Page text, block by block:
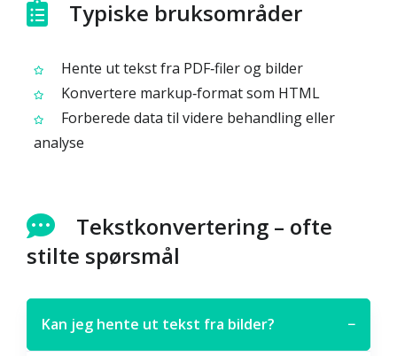
Typiske bruksområder
Hente ut tekst fra PDF‑filer og bilder
Konvertere markup‑format som HTML
Forberede data til videre behandling eller
analyse
Tekstkonvertering – ofte
stilte spørsmål
Kan jeg hente ut tekst fra bilder? −